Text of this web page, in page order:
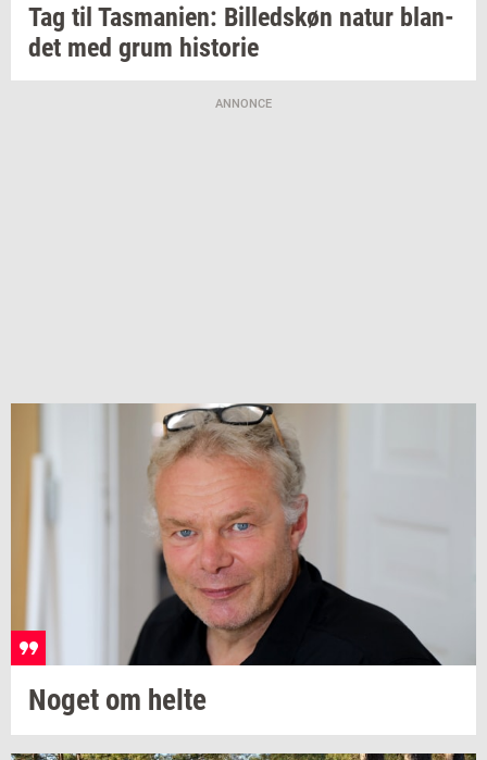
Tag til Tas­ma­ni­en: Bil­leds­køn natur blan­
det med grum hi­sto­rie
ANNONCE
Noget om helte